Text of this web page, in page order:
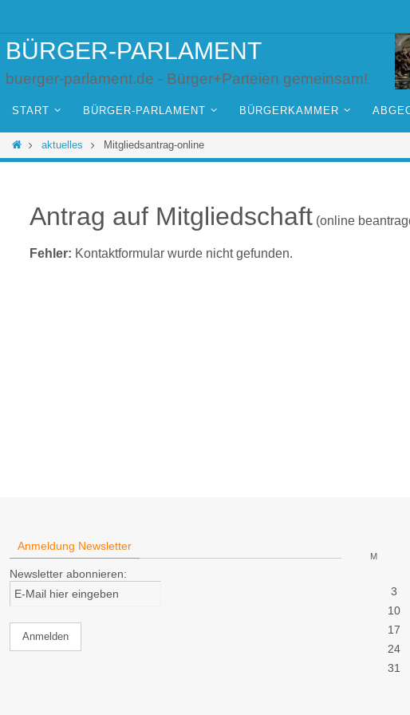
springen
BÜRGER-PARLAMENT
buerger-parlament.de - Bürger+Parteien gemeinsam!
InhaltSTART BÜRGER-PARLAMENT BÜRGERKAMMER
Startaktuelles Mitgliedsantrag-online
Antrag auf Mitgliedschaft (online
Fehler: Kontaktformular wurde nicht gefunden.
Anmeldung Newsletter
Newsletter abonnieren:
M
3
10
17
24
31